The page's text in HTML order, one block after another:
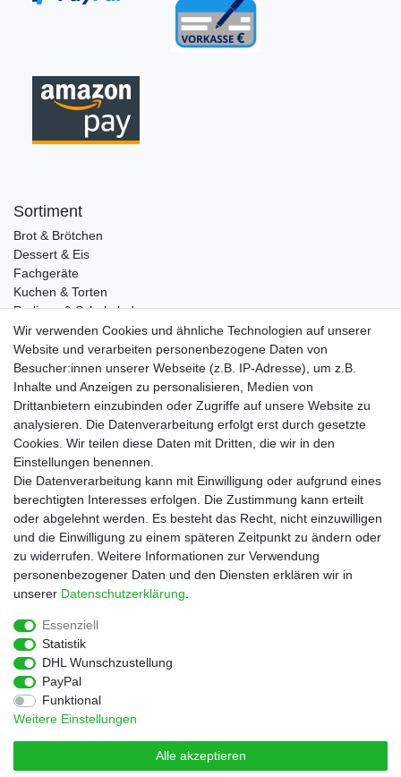
Sortiment
Brot & Brötchen
Dessert & Eis
Fachgeräte
Kuchen & Torten
Pralinen & Schokolade
Lebensmittel
Gutscheine
Informationen
Zahlungsarten
Versandkosten
Service
Rezepte
Newsletter
Blog
Choco Patiss
|
Wir verwenden Cookies und ähnliche Technologien auf unserer
Website und verarbeiten personenbezogene Daten von
Besucher:innen unserer Webseite (z.B. IP-Adresse), um z.B.
Inhalte und Anzeigen zu personalisieren, Medien von
Drittanbietern einzubinden oder Zugriffe auf unsere Website zu
analysieren. Die Datenverarbeitung erfolgt erst durch gesetzte
Cookies. Wir teilen diese Daten mit Dritten, die wir in den
Einstellungen benennen.
Die Datenverarbeitung kann mit Einwilligung oder aufgrund eines
berechtigten Interesses erfolgen. Die Zustimmung kann erteilt
oder abgelehnt werden. Es besteht das Recht, nicht einzuwilligen
und die Einwilligung zu einem späteren Zeitpunkt zu ändern oder
zu widerrufen. Weitere Informationen zur Verwendung
personenbezogener Daten und den Diensten erklären wir in
unserer Daten­schutz­erklärung
Essenziell
Statistik
DHL Wunschzustellung
PayPal
Funktional
Weitere Einstellungen
Alle akzeptieren